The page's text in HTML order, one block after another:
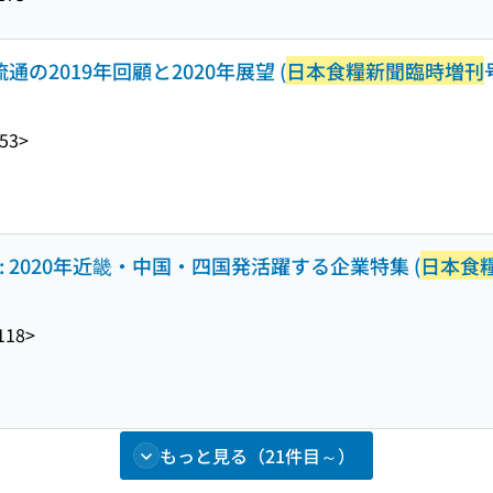
の2019年回顧と2020年展望 (日本食糧新聞臨時増刊
年近畿・中国・四国発活躍する企業特集 (日本食
もっと見る（21件目～）